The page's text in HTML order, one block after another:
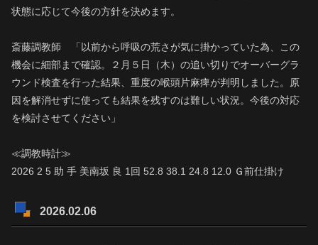
状態に応じて今後の方針を決めます。
斎藤調教師 「以前から呼吸の荒さが気に掛かっていた為、この
機会に細部まで確認。２月５日（木）の追い切りでオーバーグラ
ウンド検査を行った結果、重度の喉頭片麻痺が判明しました。原
因を解消せずに使っても結果を残すのは難しい状況。今後の対応
を検討させてください」
≪調教時計≫
2026 2 5 助 手 美南坂 良 1回 52.8 38.1 24.8 12.0 Ｇ前仕掛け
2026.02.06